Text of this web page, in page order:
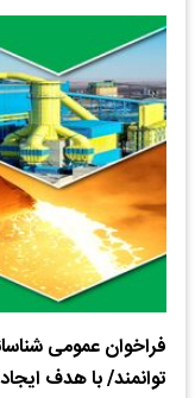
فراخوان عمومی
توانمند/ با هدف